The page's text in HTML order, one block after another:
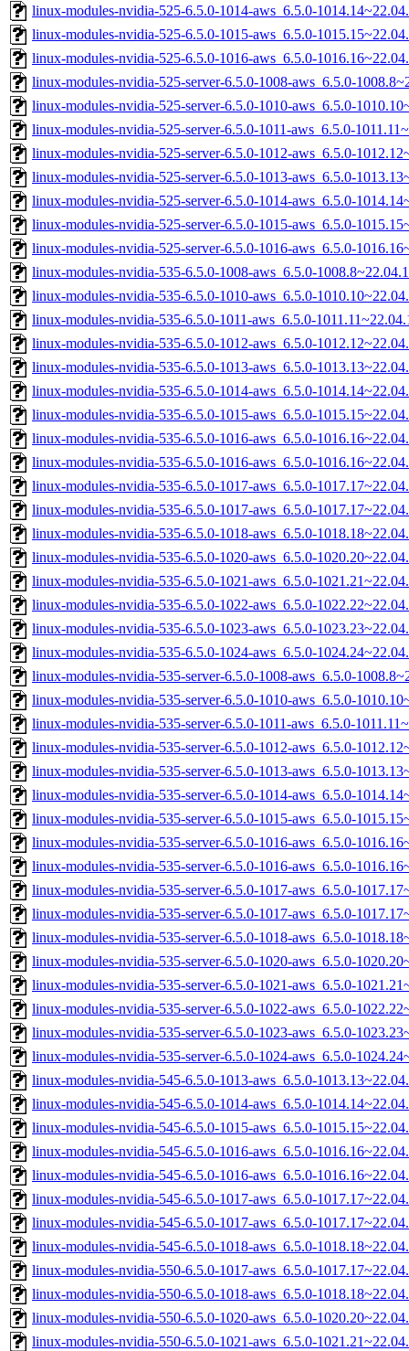
linux-modules-nvidia-525-6.5.0-1014-aws_6.5.0-
linux-modules-nvidia-525-6.5.0-1015-aws_6.5.0-
linux-modules-nvidia-525-6.5.0-1016-aws_6.5.0-
linux-modules-nvidia-525-server-6.5.0-1008-aws_6.5.0-
linux-modules-nvidia-525-server-6.5.0-1010-aws_6.5.0-
linux-modules-nvidia-525-server-6.5.0-1011-aws_6.5.0-
linux-modules-nvidia-525-server-6.5.0-1012-aws_6.5.0-
linux-modules-nvidia-525-server-6.5.0-1013-aws_6.5.0-
linux-modules-nvidia-525-server-6.5.0-1014-aws_6.5.0-
linux-modules-nvidia-525-server-6.5.0-1015-aws_6.5.0-
linux-modules-nvidia-525-server-6.5.0-1016-aws_6.5.0-
linux-modules-nvidia-535-6.5.0-1008-aws_6.5.0-
linux-modules-nvidia-535-6.5.0-1010-aws_6.5.0-
linux-modules-nvidia-535-6.5.0-1011-aws_6.5.0-
linux-modules-nvidia-535-6.5.0-1012-aws_6.5.0-
linux-modules-nvidia-535-6.5.0-1013-aws_6.5.0-
linux-modules-nvidia-535-6.5.0-1014-aws_6.5.0-
linux-modules-nvidia-535-6.5.0-1015-aws_6.5.0-
linux-modules-nvidia-535-6.5.0-1016-aws_6.5.0-
linux-modules-nvidia-535-6.5.0-1016-aws_6.5.0-
linux-modules-nvidia-535-6.5.0-1017-aws_6.5.0-
linux-modules-nvidia-535-6.5.0-1017-aws_6.5.0-
linux-modules-nvidia-535-6.5.0-1018-aws_6.5.0-
linux-modules-nvidia-535-6.5.0-1020-aws_6.5.0-
linux-modules-nvidia-535-6.5.0-1021-aws_6.5.0-
linux-modules-nvidia-535-6.5.0-1022-aws_6.5.0-
linux-modules-nvidia-535-6.5.0-1023-aws_6.5.0-
linux-modules-nvidia-535-6.5.0-1024-aws_6.5.0-
linux-modules-nvidia-535-server-6.5.0-1008-aws_6.5.0-
linux-modules-nvidia-535-server-6.5.0-1010-aws_6.5.0-
linux-modules-nvidia-535-server-6.5.0-1011-aws_6.5.0-
linux-modules-nvidia-535-server-6.5.0-1012-aws_6.5.0-
linux-modules-nvidia-535-server-6.5.0-1013-aws_6.5.0-
linux-modules-nvidia-535-server-6.5.0-1014-aws_6.5.0-
linux-modules-nvidia-535-server-6.5.0-1015-aws_6.5.0-
linux-modules-nvidia-535-server-6.5.0-1016-aws_6.5.0-
linux-modules-nvidia-535-server-6.5.0-1016-aws_6.5.0-
linux-modules-nvidia-535-server-6.5.0-1017-aws_6.5.0-
linux-modules-nvidia-535-server-6.5.0-1017-aws_6.5.0-
linux-modules-nvidia-535-server-6.5.0-1018-aws_6.5.0-
linux-modules-nvidia-535-server-6.5.0-1020-aws_6.5.0-
linux-modules-nvidia-535-server-6.5.0-1021-aws_6.5.0-
linux-modules-nvidia-535-server-6.5.0-1022-aws_6.5.0-
linux-modules-nvidia-535-server-6.5.0-1023-aws_6.5.0-
linux-modules-nvidia-535-server-6.5.0-1024-aws_6.5.0-
linux-modules-nvidia-545-6.5.0-1013-aws_6.5.0-
linux-modules-nvidia-545-6.5.0-1014-aws_6.5.0-
linux-modules-nvidia-545-6.5.0-1015-aws_6.5.0-
linux-modules-nvidia-545-6.5.0-1016-aws_6.5.0-
linux-modules-nvidia-545-6.5.0-1016-aws_6.5.0-
linux-modules-nvidia-545-6.5.0-1017-aws_6.5.0-
linux-modules-nvidia-545-6.5.0-1017-aws_6.5.0-
linux-modules-nvidia-545-6.5.0-1018-aws_6.5.0-
linux-modules-nvidia-550-6.5.0-1017-aws_6.5.0-
linux-modules-nvidia-550-6.5.0-1018-aws_6.5.0-
linux-modules-nvidia-550-6.5.0-1020-aws_6.5.0-
linux-modules-nvidia-550-6.5.0-1021-aws_6.5.0-